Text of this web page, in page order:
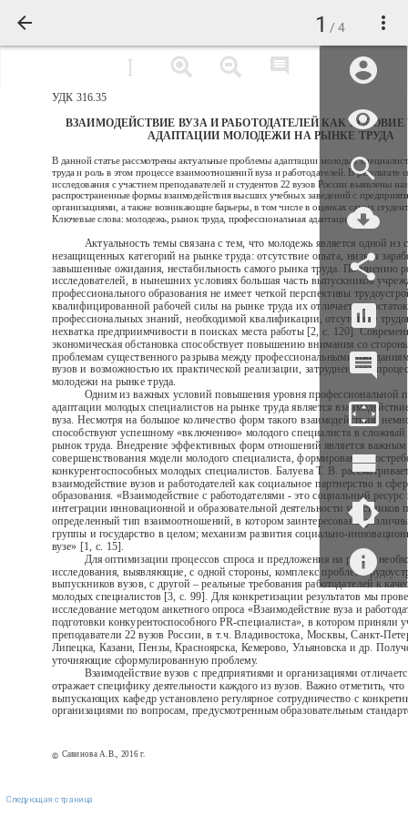
1 / 4
УДК 316.35
ВЗАИМОДЕЙСТВИЕ ВУЗА И РАБОТОДАТЕЛЕЙ КАК
АДАПТАЦИИ МОЛОДЕЖИ НА РЫНКЕ ТРУДА
В данной статье рассмотрены актуальные проблемы адаптации молодых
труда и роль в этом процессе взаимоотношений вуза и работодателей. В результате
исследования с участием преподавателей и студентов 22 вузов России выявлены
распространенные формы взаимодействия высших учебных заведений с
организациями, а также возникающие барьеры, в том числе в оценках самих
Ключевые слова: молодежь, рынок труда, профессиональная адаптация.
Актуальность темы связана с тем, что молодежь является одной из
незащищенных категорий на рынке труда: отсутствие опыта, низкая
завышенные ожидания, нестабильность самого рынка труда. По мнению
исследователей, в нынешних условиях большая часть выпускников
профессионального образования не имеет четкой перспективы
квалифицированной рабочей силы на рынке труда их отличает
профессиональных знаний, необходимой квалификации, отсутствие
нехватка предприимчивости в поисках места работы [2, с. 120].
экономическая обстановка способствует повышению внимания со
проблемам существенного разрыва между профессиональными
вузов и возможностью их практической реализации, затрудненного
молодежи на рынке труда.
Одним из важных условий повышения уровня профессиональной
адаптации молодых специалистов на рынке труда является
вуза. Несмотря на большое количество форм такого взаимодействия,
способствуют успешному «включению» молодого специалиста в
рынок труда. Внедрение эффективных форм отношений является важным
совершенствования модели молодого специалиста, формирования
конкурентоспособных молодых специалистов. Балуева Т. В.
взаимодействие вузов и работодателей как социальное партнерство в
образования. «Взаимодействие с работодателями - это социальный ресурс
интеграции инновационной и образовательной деятельности участников
определенный тип взаимоотношений, в котором заинтересованы
группы и государство в целом; механизм развития социально-
вузе» [1, с. 15].
Для оптимизации процессов спроса и предложения на рынке
исследования, выявляющие, с одной стороны, комплекс проблем
выпускников вузов, с другой – реальные требования работодателей к
молодых специалистов [3, с. 99]. Для конкретизации результатов мы
исследование методом анкетного опроса «Взаимодействие вуза и
подготовки конкурентоспособного PR-специалиста», в котором приняли
преподаватели 22 вузов России, в т.ч. Владивостока, Москвы, Санкт-
Липецка, Казани, Пензы, Красноярска, Кемерово, Ульяновска и др.
уточняющие сформулированную проблему.
Взаимодействие вузов с предприятиями и организациями
отражает специфику деятельности каждого из вузов. Важно отметить,
выпускающих кафедр установлено регулярное сотрудничество с
организациями по вопросам, предусмотренным образовательным
© Савинова А.В., 2016 г.
Следующая страница